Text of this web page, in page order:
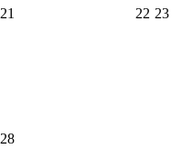
21 22 23
28